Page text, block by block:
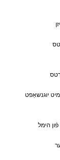
מיט יוגנשאַפט
הימל